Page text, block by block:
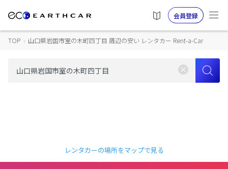
会員登録
TOP › 山口県岩国市室の木町四丁目 周辺の安い レンタカー Rent-a-Car
レンタカーの場所をマップで見る